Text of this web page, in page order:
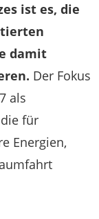
ist es, die
damit
Der Fokus
als
für
Energien,